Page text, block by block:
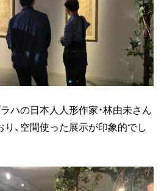
ハの日本人人形作家・林由未さん
、空間使った展示が印象的でし